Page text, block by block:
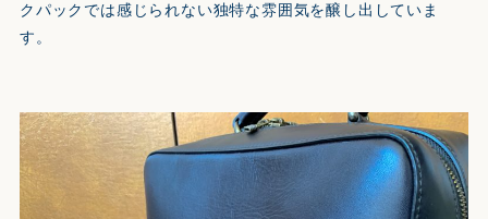
クパックでは感じられない独特な雰囲気を醸し出していま
す。